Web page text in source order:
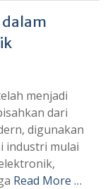
dalam
menjadi
dari
digunakan
industri mulai
Read More …